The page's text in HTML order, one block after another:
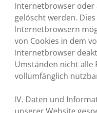
Internetbrowser
gelöscht werden.
Internetbrowsern
von Cookies in dem
Internetbrowser
Umständen nicht alle
vollumfänglich
IV. Daten und